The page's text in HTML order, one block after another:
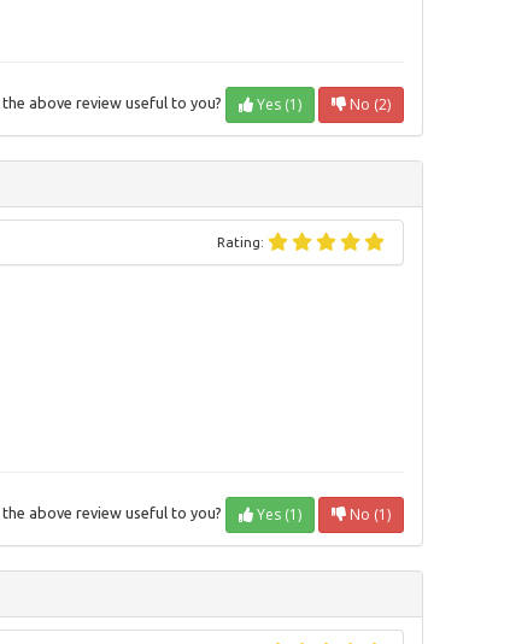
the above review useful to you? Yes (1) No (2)
Rating:
the above review useful to you? Yes (1) No (1)